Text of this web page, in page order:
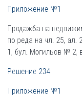
Приложение №1
Продажба на
по реда на чл. 25,
1, бул. Могильов № 2,
Решение 234
Приложение №1